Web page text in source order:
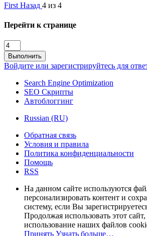
First Назад 4 из 4
Перейти к странице
Выполнить
Войдите или зарегистрируйтесь для
Search Engine Optimization
SEO Скрипты
Автоблоггинг
Russian (RU)
Обратная связь
Условия и правила
Политика конфиденциальности
Помощь
RSS
На данном сайте используются
персонализировать контент и
систему, если Вы
Продолжая использовать этот
использование наших файлов
Принять Узнать больше…